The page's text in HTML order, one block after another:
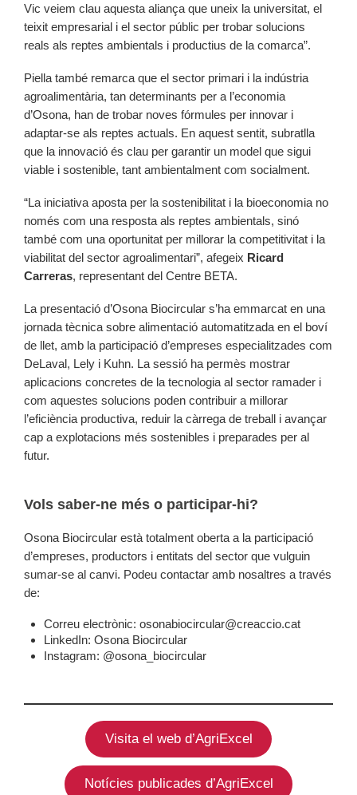
Vic veiem clau aquesta aliança que uneix la universitat, el
teixit empresarial i el sector públic per trobar solucions
reals als reptes ambientals i productius de la comarca”.
Piella també remarca que el sector primari i la indústria
agroalimentària, tan determinants per a l’economia
d’Osona, han de trobar noves fórmules per innovar i
adaptar-se als reptes actuals. En aquest sentit, subratlla
que la innovació és clau per garantir un model que sigui
viable i sostenible, tant ambientalment com socialment.
“La iniciativa aposta per la sostenibilitat i la bioeconomia no
només com una resposta als reptes ambientals, sinó
també com una oportunitat per millorar la competitivitat i la
viabilitat del sector agroalimentari”, afegeix Ricard
Carreras, representant del Centre BETA.
La presentació d’Osona Biocircular s’ha emmarcat en una
jornada tècnica sobre alimentació automatitzada en el boví
de llet, amb la participació d’empreses especialitzades com
DeLaval, Lely i Kuhn. La sessió ha permès mostrar
aplicacions concretes de la tecnologia al sector ramader i
com aquestes solucions poden contribuir a millorar
l’eficiència productiva, reduir la càrrega de treball i avançar
cap a explotacions més sostenibles i preparades per al
futur.
Vols saber-ne més o participar-hi?
Osona Biocircular està totalment oberta a la participació
d’empreses, productors i entitats del sector que vulguin
sumar-se al canvi. Podeu contactar amb nosaltres a través
de:
Correu electrònic: osonabiocircular@creaccio.cat
LinkedIn: Osona Biocircular
Instagram: @osona_biocircular
Visita el web d’AgriExcel
Notícies publicades d’AgriExcel